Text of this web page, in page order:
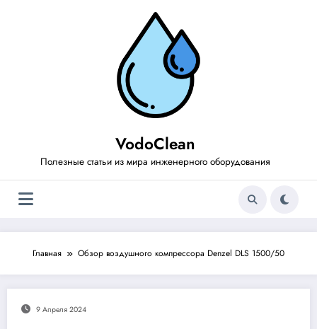
VodoClean
Полезные статьи из мира инженерного оборудования
Главная Обзор воздушного компрессора Denzel DLS 1500/50
9 Апреля 2024